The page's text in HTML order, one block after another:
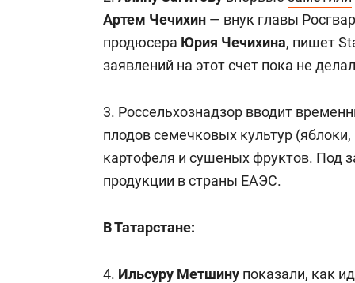
Артем Чечихин — внук главы
продюсера Юрия Чечихина, пишет
заявлений на этот счет пока не
3. Россельхознадзор вводит
плодов семечковых культур
картофеля и сушеных фруктов. Под
продукции в страны ЕАЭС.
В Татарстане:
4. Ильсуру Метшину показали, как